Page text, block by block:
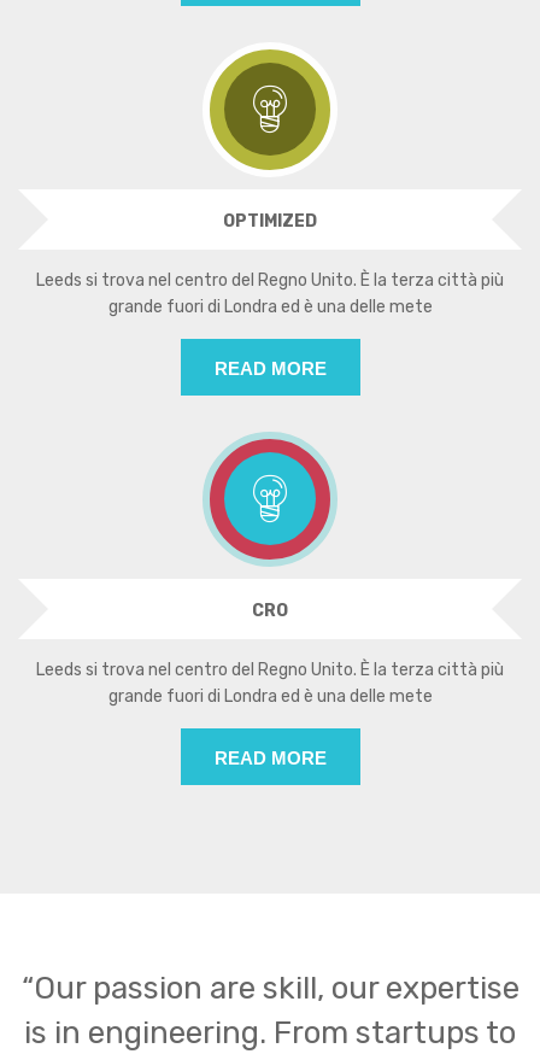
OPTIMIZED
Leeds si trova nel centro del Regno Unito. È la terza città più
grande fuori di Londra ed è una delle mete
READ MORE
CRO
Leeds si trova nel centro del Regno Unito. È la terza città più
grande fuori di Londra ed è una delle mete
READ MORE
“Our passion are skill, our expertise
is in engineering. From startups to